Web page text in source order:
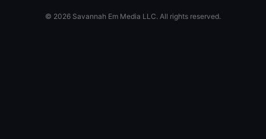
© 2026 Savannah Em Media LLC. All rights reserved.